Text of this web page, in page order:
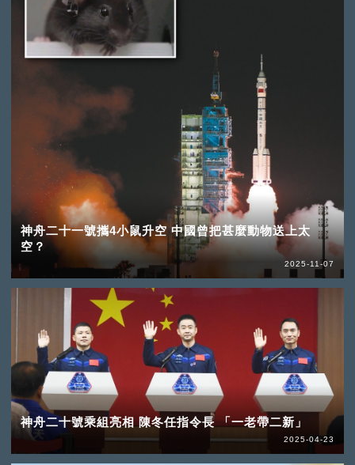
神舟二十一號攜4小鼠升空 中國曾把甚麼動物送上太
空？
2025-11-07
神舟二十號乘組亮相 陳冬任指令長 「一老帶二新」
2025-04-23